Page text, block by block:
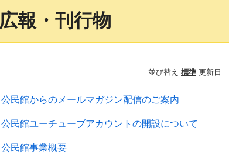
広報・刊行物
並び替え 標準 更新日｜
公民館からのメールマガジン配信のご案内
公民館ユーチューブアカウントの開設について
公民館事業概要